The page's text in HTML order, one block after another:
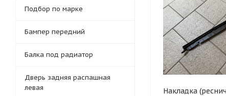
Накладка
Подбор по марке
Бампер передний
Балка под радиатор
Дверь задняя распашная
левая